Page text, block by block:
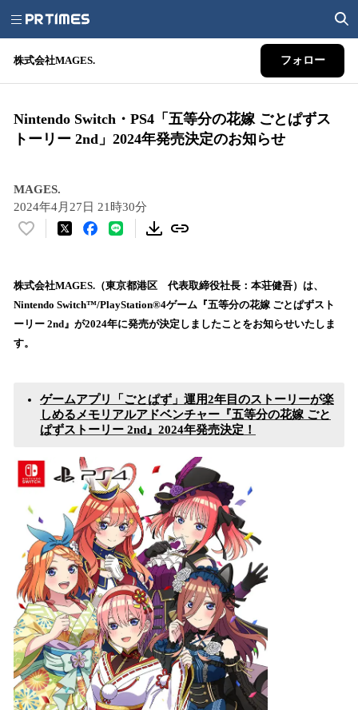
株式会社MAGES. フォロー
Nintendo Switch・PS4「五等分の花嫁 ごとぱずス
トーリー 2nd」2024年発売決定のお知らせ
MAGES.
2024年4月27日 21時30分
い
！
数
を
中
株式会社MAGES.（東京都港区 代表取締役社長：本荘健吾）は、
Nintendo Switch™/PlayStation®4ゲーム『五等分の花嫁 ごとぱずスト
ーリー 2nd』が2024年に発売が決定しましたことをお知らせいたしま
す。
ゲームアプリ「ごとぱず」運用2年目のストーリーが楽
しめるメモリアルアドベンチャー『五等分の花嫁 ごと
ぱずストーリー 2nd』2024年発売決定！